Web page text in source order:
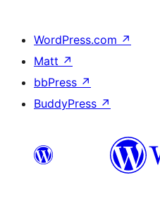
WordPress.com ↗
Matt ↗
bbPress ↗
BuddyPress ↗